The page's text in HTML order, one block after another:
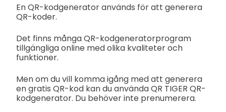
En QR-kodgenerator används för att generera
QR-koder.
Det finns många QR-kodgeneratorprogram
tillgängliga online med olika kvaliteter och
funktioner.
Men om du vill komma igång med att generera
en gratis QR-kod kan du använda QR TIGER QR-
kodgenerator. Du behöver inte prenumerera.